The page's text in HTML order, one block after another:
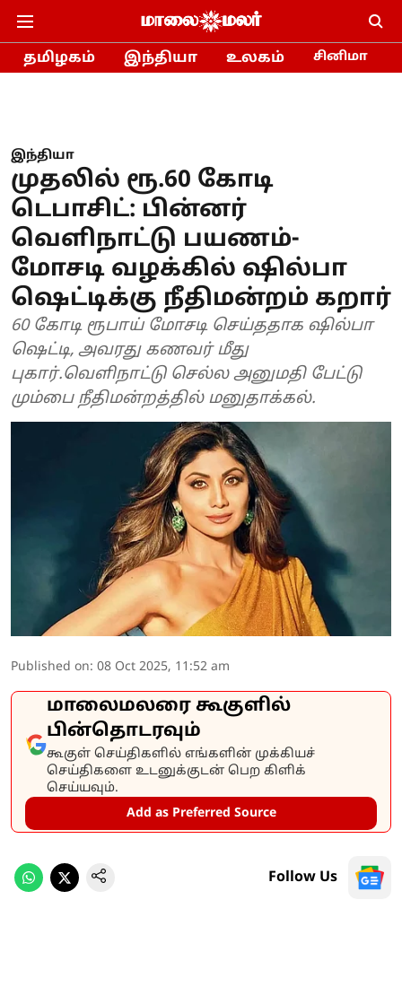
தமிழகம் இந்தியா உலகம் சினிமா
இந்தியா
முதலில் ரூ.60 கோடி
டெபாசிட்: பின்னர்
வெளிநாட்டு பயணம்-
மோசடி வழக்கில் ஷில்பா
ஷெட்டிக்கு நீதிமன்றம் கறார்
60 கோடி ரூபாய் மோசடி செய்ததாக ஷில்பா
ஷெட்டி, அவரது கணவர் மீது
புகார்.வெளிநாட்டு செல்ல அனுமதி பேட்டு
மும்பை நீதிமன்றத்தில் மனுதாக்கல்.
Published on: 08 Oct 2025, 11:52 am
மாலைமலரை கூகுளில்
பின்தொடரவும்
கூகுள் செய்திகளில் எங்களின் முக்கியச்
செய்திகளை உடனுக்குடன் பெற கிளிக்
செய்யவும்.
Add as Preferred Source
Follow Us